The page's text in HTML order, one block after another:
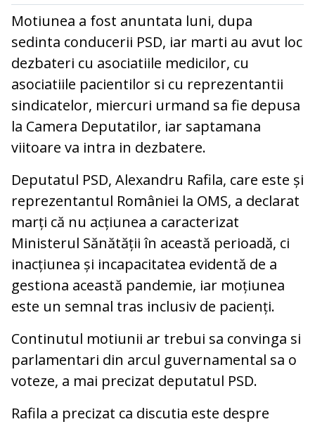
Motiunea a fost anuntata luni, dupa
sedinta conducerii PSD, iar marti au avut loc
dezbateri cu asociatiile medicilor, cu
asociatiile pacientilor si cu reprezentantii
sindicatelor, miercuri urmand sa fie depusa
la Camera Deputatilor, iar saptamana
viitoare va intra in dezbatere.
Deputatul PSD, Alexandru Rafila, care este și
reprezentantul României la OMS, a declarat
marți că nu acțiunea a caracterizat
Ministerul Sănătății în această perioadă, ci
inacțiunea și incapacitatea evidentă de a
gestiona această pandemie, iar moțiunea
este un semnal tras inclusiv de pacienți.
Continutul motiunii ar trebui sa convinga si
parlamentari din arcul guvernamental sa o
voteze, a mai precizat deputatul PSD.
Rafila a precizat ca discutia este despre